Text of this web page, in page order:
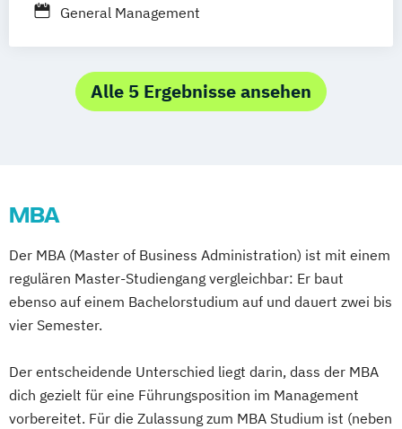
Studienzentrum München
Studienzentrum Stuttgart
Studienzentrum Berlin
Studienzentrum Nürnberg
Studienzentrum Linz
Studienzentrum Wien
Studienzentrum Feldkirch
Studienzentrum Hamburg Logistik-Bachelor
Studienzentrum Judenburg
General Management
Alle 5 Ergebnisse ansehen
MBA
Der MBA (Master of Business Administration) ist mit einem
regulären Master-Studiengang vergleichbar: Er baut
ebenso auf einem Bachelorstudium auf und dauert zwei bis
vier Semester.
Der entscheidende Unterschied liegt darin, dass der MBA
dich gezielt für eine Führungsposition im Management
vorbereitet. Für die Zulassung zum MBA Studium ist (neben